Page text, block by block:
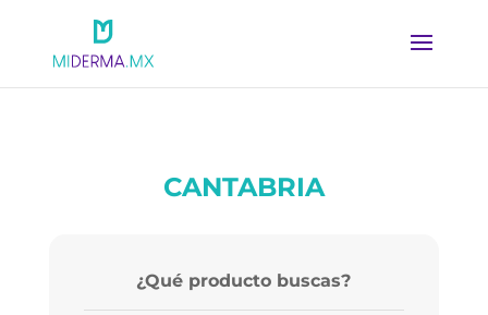
CANTABRIA
¿Qué producto buscas?